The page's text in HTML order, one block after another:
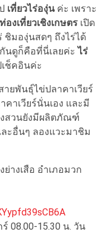
เที่ยวไร่องุ่นค่ะ เพราะ
องเที่ยวเชิงเกษตร เปิด
ชิมองุ่นสดๆ ถึงไร่ได้
กันดูก็คือที่นี่เลยค่ะไร่
ช็คอินค่ะ
ยพันธุ์ไข่ปลาคาเวียร์
าเวียร์นั่นเอง และมี
สวนยังมีผลิตภัณฑ์
ะอื่นๆ ลองแวะมาชิม
างเสือ อำเภอมวก
08.00-15.30 น. วัน